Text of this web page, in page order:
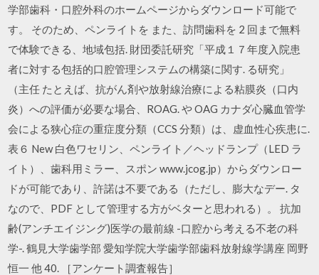
学部歯科・口腔外科のホームページからダウンロード可能で
す。 そのため、ペンライトを また、訪問歯科を 2 回まで無料
で体験できる、地域包括. 財団委託研究「平成１７年度入院患
者に対する包括的口腔管理システムの構築に関す. る研究」
（主任 たとえば、抗がん剤や放射線治療による粘膜炎（口内
炎）への評価が必要な場合、ROAG. や OAG カナダ心臓血管学
会による狭心症の重症度分類（CCS 分類）は、虚血性心疾患に.
表６ New 白色ワセリン、ペンライト／ヘッドランプ（LED ラ
イト）、歯科用ミラー、スポン www.jcog.jp）からダウンロー
ドが可能であり、許諾は不要である（ただし、膨大なデー. タ
なので、PDF として管理する方がベターと思われる）。 抗加
齢(アンチエイジング)医学の最前線 -口腔から考える不老の科
学-. 鶴見大学歯学部 愛知学院大学歯学部歯科放射線学講座 岡野
恒一 他 40. ［アンケート調査報告］